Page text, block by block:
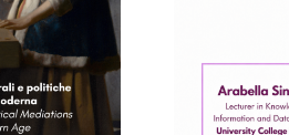
di
Sinclair